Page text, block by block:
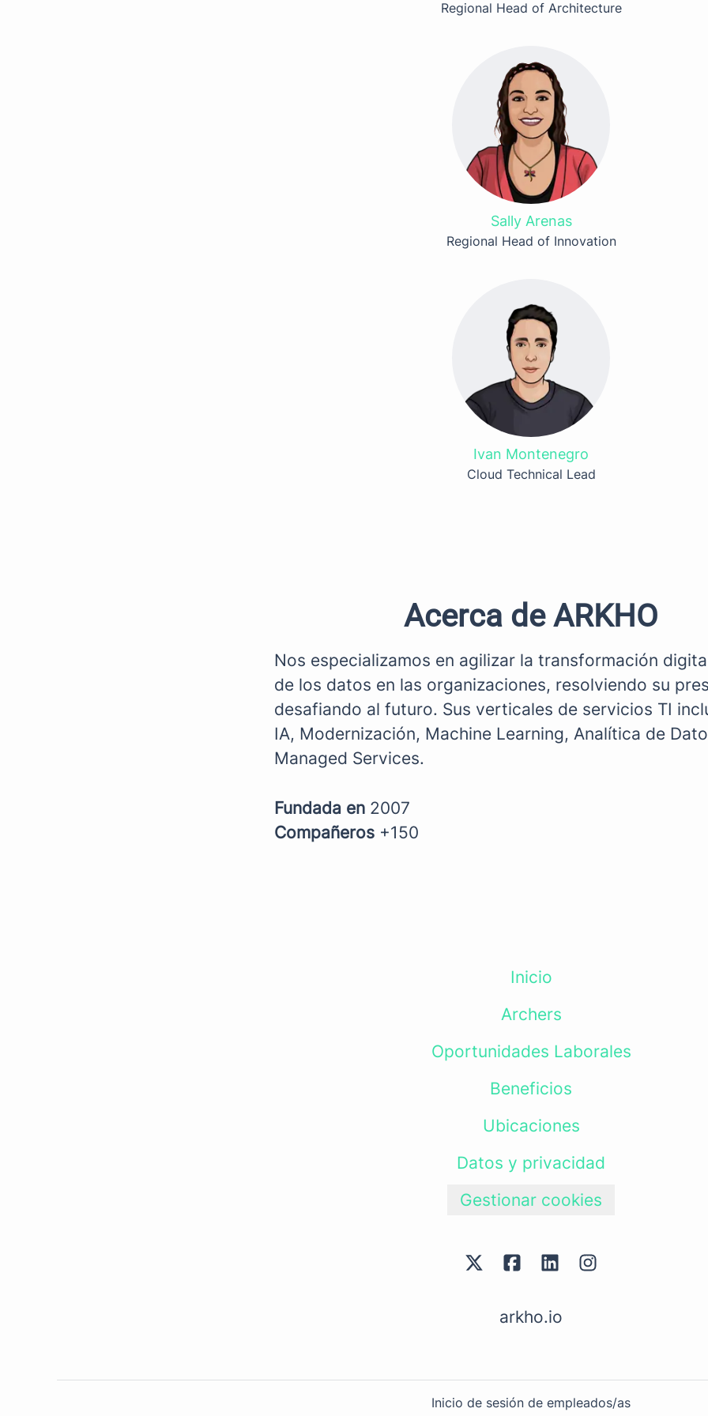
Regional Head of Architecture
Sally Arenas
Regional Head of Innovation
Ivan Montenegro
Cloud Technical Lead
Acerca de ARKHO
Nos especializamos en agilizar la transformación
de los datos en las organizaciones, resolviendo su
desafiando al futuro. Sus verticales de servicios TI
IA, Modernización, Machine Learning, Analítica de
Managed Services.
Fundada en 2007
Compañeros +150
Inicio
Archers
Oportunidades Laborales
Beneficios
Ubicaciones
Datos y privacidad
Gestionar cookies
arkho.io
Inicio de sesión de empleados/as